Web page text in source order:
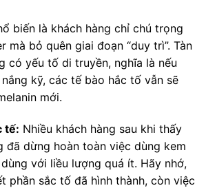
biến là khách hàng chỉ chú trọng
mà bỏ quên giai đoạn “duy trì”. Tàn
có yếu tố di truyền, nghĩa là nếu
kỹ, các tế bào hắc tố vẫn sẽ
mới.
tế: Nhiều khách hàng sau khi thấy
đã dừng hoàn toàn việc dùng kem
với liều lượng quá ít. Hãy nhớ,
phần sắc tố đã hình thành, còn việc